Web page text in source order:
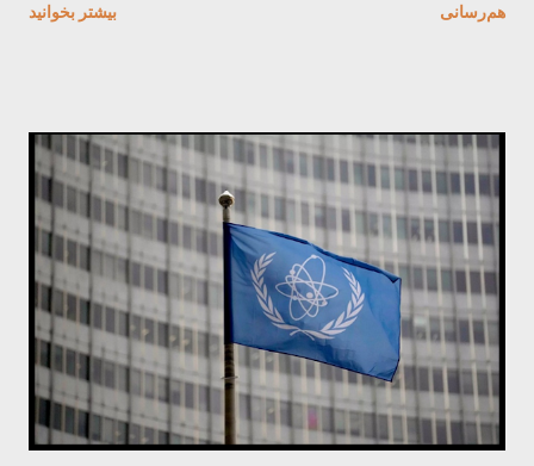
بین‌الملل اسطوره‌هایی بیش و ایدئولوژی لیبرال مانعی
سطح جهان است، باید بتواند از واقعیات بین قدرت‌ها
آگاه باشد تا نه‌تنها ابزاری در دست بورژوازی داخلی یا
خارجی نباشد بلکه بتواند سیاست طبقاتی خود را در
کشور، بلکه در مقیاس بین‌المللی پیگیری کند. مارکس
در نطق افتتاحیه‌ی انجمن بین‌الملل کارگران
(انترناسیونال اول) می‌گوید توحش جنگ‌های
سرمایه‌داری «به طبقه‌ی کارگر آموخته است که
موظف است به رموز سیاست بین‌الملل مسلط شود،
اقدامات دیپلماتیک دولت خودی را مشاهده کند، و اگر
لازم شد با تمامی ابزارهای موجود در برابر آن واکنش
هم‌رسانی بیشتر بخوانيد